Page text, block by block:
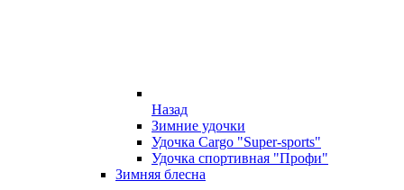
Назад
Зимние удочки
Удочка Cargo "Super-sports"
Удочка спортивная "Профи"
Зимняя блесна